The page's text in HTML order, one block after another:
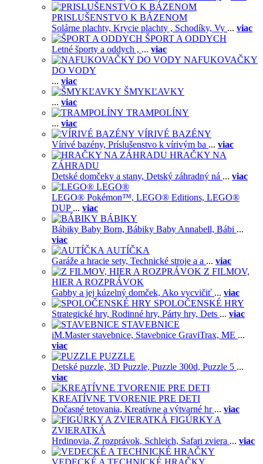
PRISLUŠENSTVO K BÁZENOM
Solárne plachty, Krycie plachty , Schodíky, Vy ... viac
ŠPORT A ODDYCH
Letné športy a oddych , ... viac
NAFUKOVAČKY
DO VODY
... viac
ŠMYKĽAVKY
... viac
TRAMPOLÍNY
... viac
VÍRIVÉ BAZÉNY
Vírivé bazény, Príslušenstvo k vírivým ba ... viac
HRAČKY NA
ZÁHRADU
Detské domčeky a stany, Detský záhradný ná ... viac
LEGO®
LEGO® Pokémon™, LEGO® Editions, LEGO®
DUP ... viac
BÁBIKY
Bábiky Baby Born, Bábiky Baby Annabell, Bábi ...
viac
AUTÍČKA
Garáže a hracie sety, Technické stroje a a ... viac
Z FILMOV,
HIER A ROZPRÁVOK
Gabby a jej kúzelný domček, Ako vycvičiť ... viac
SPOLOČENSKÉ HRY
Strategické hry, Rodinné hry, Párty hry, Dets ... viac
STAVEBNICE
iM.Master stavebnice, Stavebnice GraviTrax, ME ...
viac
PUZZLE
Detské puzzle, 3D Puzzle, Puzzle 300d, Puzzle 5 ...
viac
KREATÍVNE TVORENIE PRE DETI
Dočasné tetovania, Kreatívne a výtvarné hr ... viac
FIGÚRKY A
ZVIERATKÁ
Hrdinovia, Z rozprávok, Schleich, Safari zviera ... viac
VEDECKÉ A TECHNICKÉ HRAČKY